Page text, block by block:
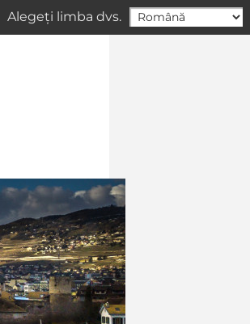
Alegeți limba dvs.